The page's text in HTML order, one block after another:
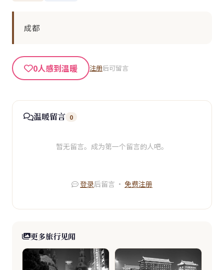
成都
0人感到温暖 注册后可留言
温暖留言 0
暂无留言。成为第一个留言的人吧。
登录后留言 · 免费注册
更多旅行见闻